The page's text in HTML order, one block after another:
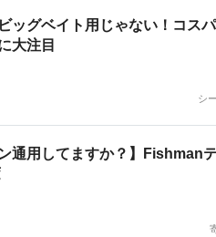
ッグベイト用じゃない！コス
大注目
シ
通用してますか？】Fishman